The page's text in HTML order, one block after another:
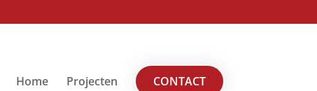
Home Projecten CONTACT